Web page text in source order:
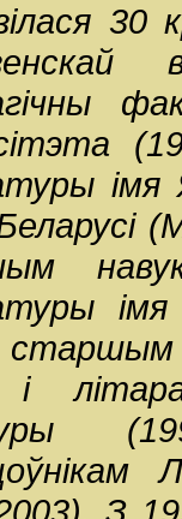
30
імя
старшым